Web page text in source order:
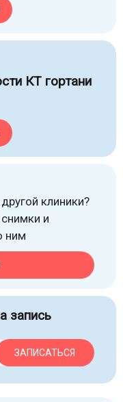
КТ гортани
клиники?
и
ним
запись
ЗАПИСАТЬСЯ